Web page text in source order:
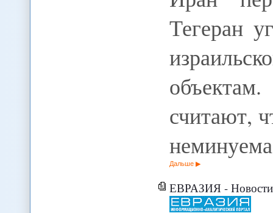
Тегеран
считают,
Дальше
ЕВРАЗИЯ - Новости -